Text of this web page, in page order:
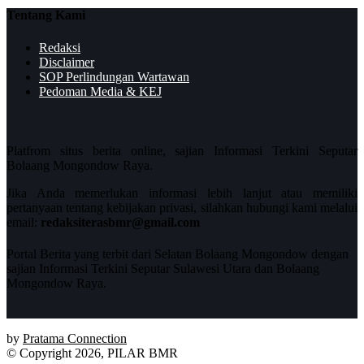
Tentang Kami
Redaksi
Disclaimer
SOP Perlindungan Wartawan
Pedoman Media & KEJ
Platfrom situs berita online, sajian Informasi Terkini Seputar
Bolaang Mongondow Raya.
Jika Anda memerlukan informasi lebih lanjut atau memiliki
pertanyaan tentang kebijakan privasi, silahkan hubungi kami melalui
email: redaksiterasbmr@gmail.com
Portal Berita yang terbit dari Selatan Bolaang Mongondow dengan
sajian Informasi Terkini Seputar Sulawesi Utara dan Bolaang
Mongondow Raya.
by Pratama Connection
© Copyright 2026, PILAR BMR